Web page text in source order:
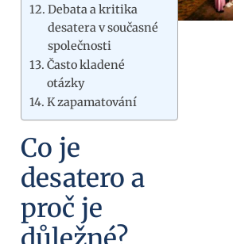
Debata a kritika
desatera v současné
společnosti
Často kladené
otázky
K zapamatování
Co je
desatero a
proč je